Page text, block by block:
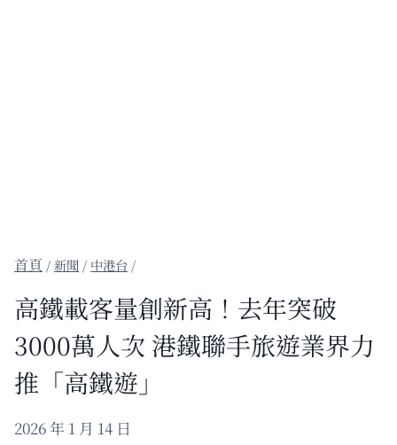
/新聞 / 中港台 /
高鐵載客量創新高！去年突破
3000萬人次 港鐵聯手旅遊業界力
推「高鐵遊」
2026 年 1 月 14 日